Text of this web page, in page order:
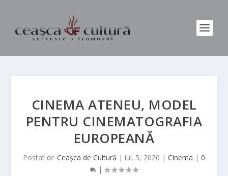
CINEMA ATENEU, MODEL
PENTRU CINEMATOGRAFIA
EUROPEANĂ
Postat de Ceașca de Cultură | iul. 5, 2020 | Cinema | 0
|